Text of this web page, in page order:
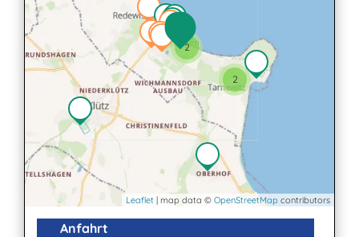
2
2
3
Leaflet | map data © OpenStreetMap contributors
Anfahrt